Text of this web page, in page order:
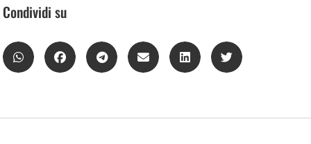
Condividi su